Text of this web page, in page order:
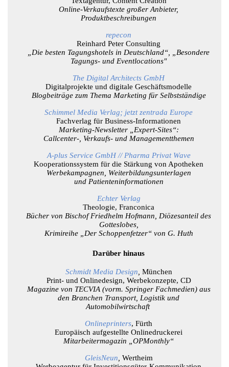
Online-Verkaufstexte großer Anbieter,
Produktbeschreibungen
repecon
Reinhard Peter Consulting
„Die besten Tagungshotels in Deutschland“, „Besondere
Tagungs- und Eventlocations"
The Digital Architects GmbH
Digitalprojekte und digitale Geschäftsmodelle
Blogbeiträge zum Thema Marketing für Selbstständige
Schimmel Media Verlag; jetzt zentrada Europe
Fachverlag für Business-Informationen
Marketing-Newsletter „Expert-Sites“:
Callcenter-, Verkaufs- und Managementthemen
A-plus Service GmbH // Pharma Privat Wave
Kooperationssystem für die Stärkung von Apotheken
Werbekampagnen, Weiterbildungsunterlagen
und Patienteninformationen
Echter Verlag
Theologie, Franconica
Bücher von Bischof Friedhelm Hofmann, Diözesanteil des
Gotteslobes,
Krimireihe „Der Schoppenfetzer“ von G. Huth
Darüber hinaus
Schmidt Media Design München
Print- und Onlinedesign, Werbekonzepte, CD
Magazine von TECVIA (vorm. Springer Fachmedien) aus
den Branchen Transport, Logistik und
Automobilwirtschaft
Onlineprinters, Fürth
Europäisch aufgestellte Onlinedruckerei
Mitarbeitermagazin „OPMonthly“
GleisNeun Wertheim